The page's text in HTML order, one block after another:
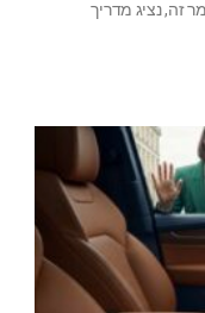
זה, נציג מדריך